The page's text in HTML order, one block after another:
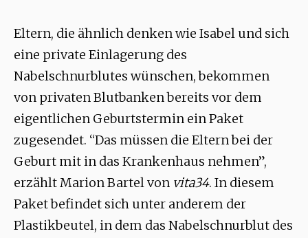
Eltern, die ähnlich denken wie Isabel und sich
eine private Einlagerung des
Nabelschnurblutes wünschen, bekommen
von privaten Blutbanken bereits vor dem
eigentlichen Geburtstermin ein Paket
zugesendet. “Das müssen die Eltern bei der
Geburt mit in das Krankenhaus nehmen”,
erzählt Marion Bartel von vita34. In diesem
Paket befindet sich unter anderem der
Plastikbeutel, in dem das Nabelschnurblut des